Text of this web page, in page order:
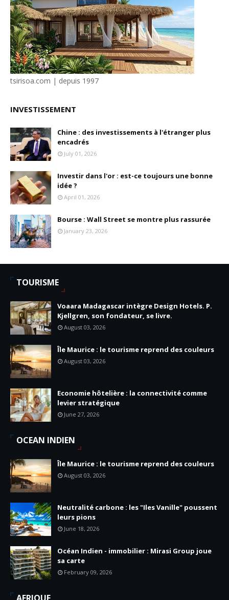
tsirisoa.com | depuis 1997
INVESTISSEMENT
Chine : des investissements à l'étranger plus
encadrés
July 01, 2026
Investir dans l'or : est-ce toujours une bonne
idée ?
April 01, 2026
Bourse : Wall Street se montre plus rassurée
January 23, 2026
TOURISME
Voaara Madagascar intègre Design Hotels. P.
Kjellgren, son fondateur, se livre.
August 03, 2026
Île Maurice : le tourisme reprend des couleurs
August 03, 2026
Economie hôtelière : la connectivité comme
levier stratégique
June 27, 2026
OCEAN INDIEN
Île Maurice : le tourisme reprend des couleurs
August 03, 2026
Neutralité carbone : les "Iles Vanille" poussent
leurs pions
June 18, 2026
Océan Indien - immobilier : Mirasi Group joue
sa carte
February 09, 2026